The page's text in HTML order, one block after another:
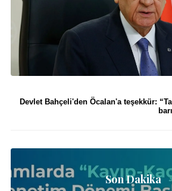
Devlet Bahçeli'den Öcalan'a teşekkür:
Son Dakika